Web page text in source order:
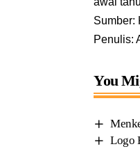
Sumber:
Penulis:
You
Logo